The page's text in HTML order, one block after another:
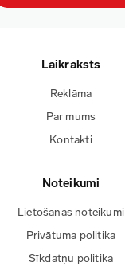
Laikraksts
Reklāma
Par mums
Kontakti
Noteikumi
Lietošanas noteikumi
Privātuma politika
Sīkdatņu politika